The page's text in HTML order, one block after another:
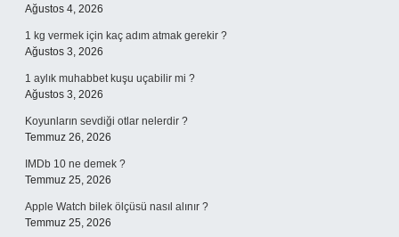
Ağustos 4, 2026
1 kg vermek için kaç adım atmak gerekir ?
Ağustos 3, 2026
1 aylık muhabbet kuşu uçabilir mi ?
Ağustos 3, 2026
Koyunların sevdiği otlar nelerdir ?
Temmuz 26, 2026
IMDb 10 ne demek ?
Temmuz 25, 2026
Apple Watch bilek ölçüsü nasıl alınır ?
Temmuz 25, 2026